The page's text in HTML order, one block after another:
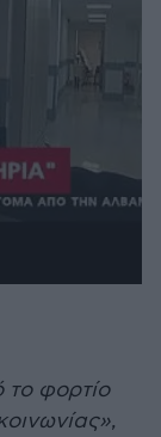
το φορτίο
,